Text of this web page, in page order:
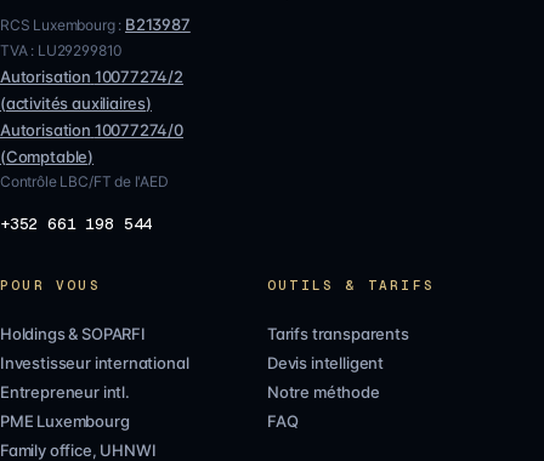
RCS Luxembourg : B213987
TVA : LU29299810
Autorisation 10077274/2
(activités auxiliaires)
Autorisation 10077274/0
(Comptable)
Contrôle LBC/FT de l'AED
+352 661 198 544
POUR VOUS
Holdings & SOPARFI
Investisseur international
Entrepreneur intl.
PME Luxembourg
Family office, UHNWI
OUTILS & TARIFS
Tarifs transparents
Devis intelligent
Notre méthode
FAQ